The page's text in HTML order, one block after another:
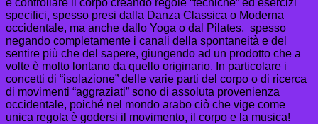
e controllare il corpo creando regole “tecniche” ed esercizi
specifici, spesso presi dalla Danza Classica o Moderna
occidentale, ma anche dallo Yoga o dal Pilates, spesso
negando completamente i canali della spontaneità e del
sentire più che del sapere, giungendo ad un prodotto che a
volte è molto lontano da quello originario. In particolare i
concetti di “isolazione” delle varie parti del corpo o di ricerca
di movimenti “aggraziati” sono di assoluta provenienza
occidentale, poiché nel mondo arabo ciò che vige come
unica regola è godersi il movimento, il corpo e la musica!